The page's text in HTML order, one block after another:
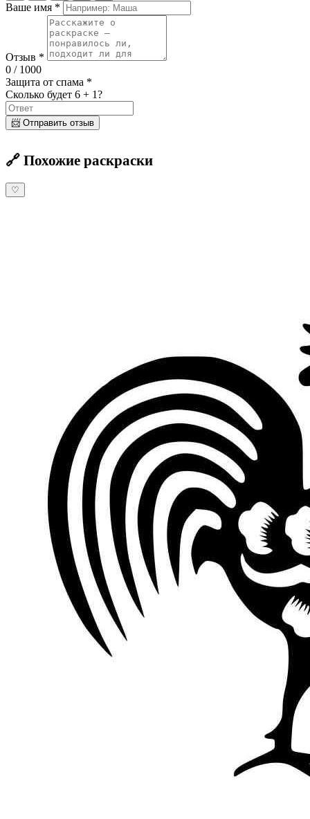
Ваше имя *
Отзыв *
0 / 1000
Защита от спама *
Сколько будет 6 + 1?
📨 Отправить отзыв
🔗 Похожие раскраски
♡